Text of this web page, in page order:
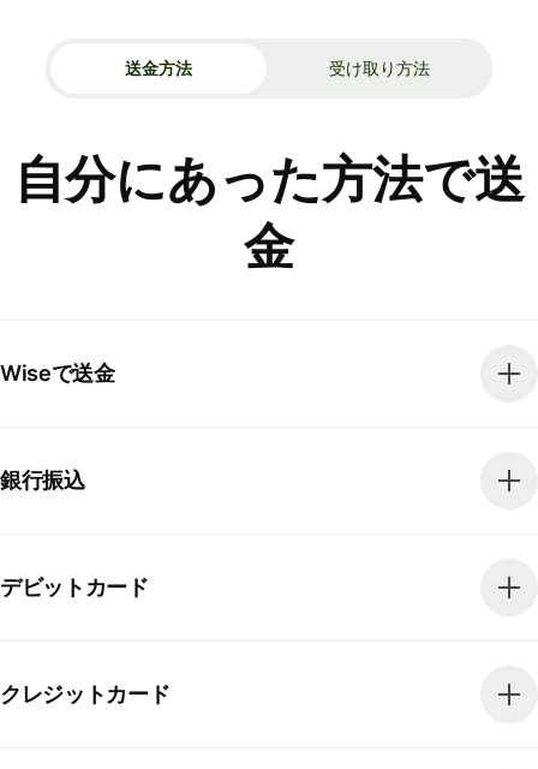
送金方法 受け取り方法
自分にあった方法で送
金
Wiseで送金
銀行振込
デビットカード
クレジットカード